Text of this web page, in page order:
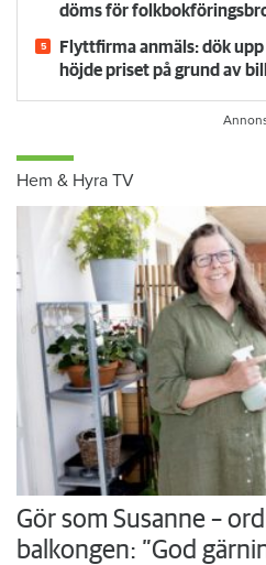
döms för
Flyttfirma anmäls: dök
höjde priset på grund av
Hem & Hyra TV
Gör som Susanne –
balkongen: ”God